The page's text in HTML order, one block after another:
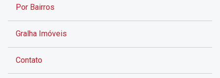
Por Bairros
Gralha Imóveis
Contato